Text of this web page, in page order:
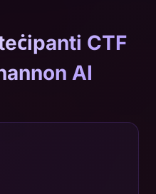
CTF
AI